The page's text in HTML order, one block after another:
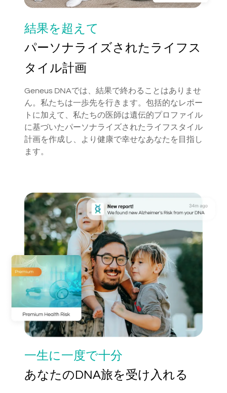
結果を超えて
パーソナライズされたライフス
タイル計画
Geneus DNAでは、結果で終わることはありませ
ん。私たちは一歩先を行きます。包括的なレポー
トに加えて、私たちの医師は遺伝的プロファイル
に基づいたパーソナライズされたライフスタイル
計画を作成し、より健康で幸せなあなたを目指し
ます。
一生に一度で十分
あなたのDNA旅を受け入れる